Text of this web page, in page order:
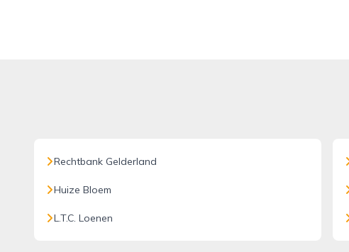
Rechtbank Gelderland
Huize Bloem
L.T.C. Loenen